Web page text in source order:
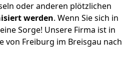
oder anderen plötzlichen
werden. Wenn Sie sich in
Sorge! Unsere Firma ist in
von Freiburg im Breisgau nach